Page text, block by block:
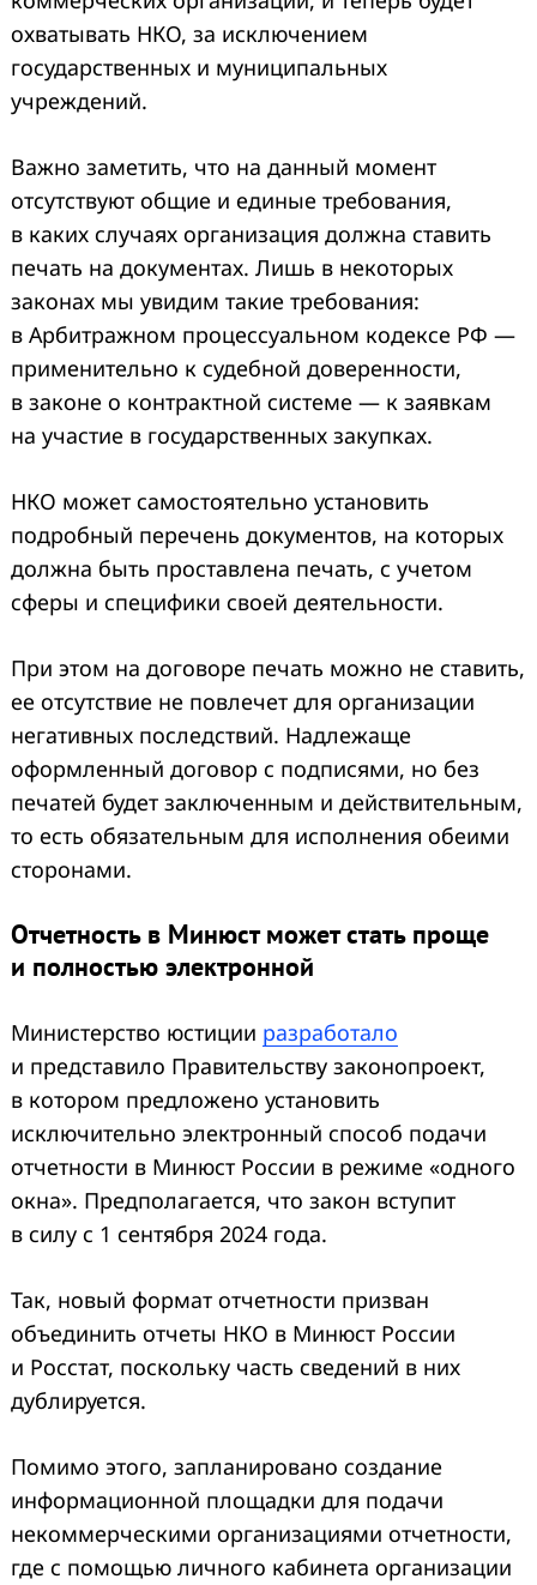
охватывать НКО, за исключением
государственных и муниципальных
учреждений.
Важно заметить, что на данный момент
отсутствуют общие и единые требования,
в каких случаях организация должна ставить
печать на документах. Лишь в некоторых
законах мы увидим такие требования:
в Арбитражном процессуальном кодексе РФ —
применительно к судебной доверенности,
в законе о контрактной системе — к заявкам
на участие в государственных закупках.
НКО может самостоятельно установить
подробный перечень документов, на которых
должна быть проставлена печать, с учетом
сферы и специфики своей деятельности.
При этом на договоре печать можно не ставить,
ее отсутствие не повлечет для организации
негативных последствий. Надлежаще
оформленный договор с подписями, но без
печатей будет заключенным и действительным,
то есть обязательным для исполнения обеими
сторонами.
Отчетность в Минюст может стать проще
и полностью электронной
Министерство юстиции разработало
и представило Правительству законопроект,
в котором предложено установить
исключительно электронный способ подачи
отчетности в Минюст России в режиме «одного
окна». Предполагается, что закон вступит
в силу с 1 сентября 2024 года.
Так, новый формат отчетности призван
объединить отчеты НКО в Минюст России
и Росстат, поскольку часть сведений в них
дублируется.
Помимо этого, запланировано создание
информационной площадки для подачи
некоммерческими организациями отчетности,
где с помощью личного кабинета организации